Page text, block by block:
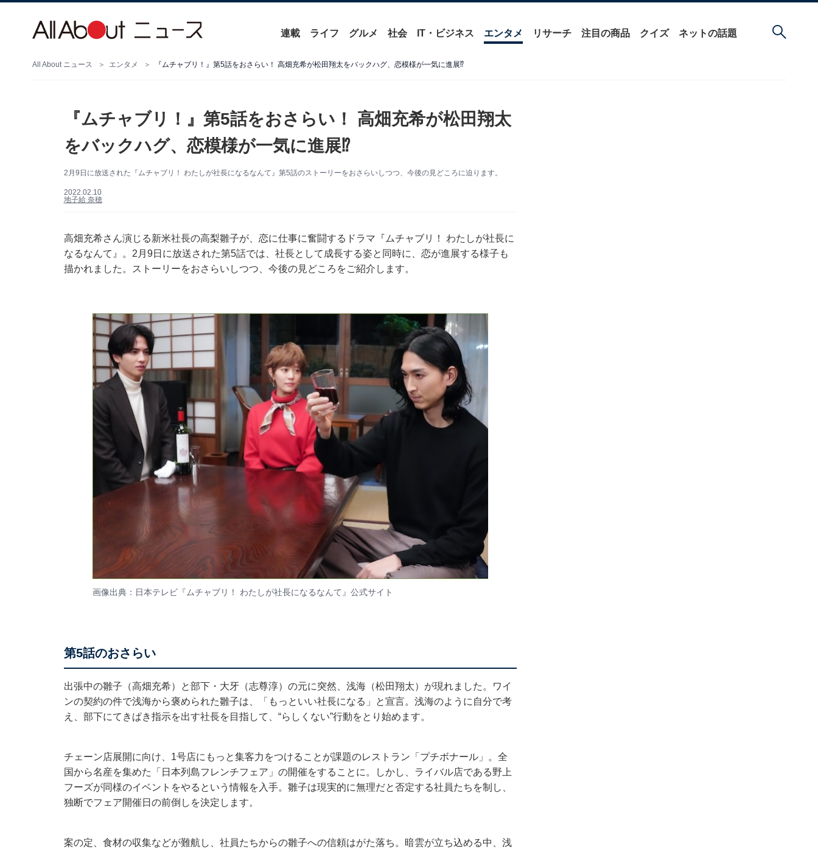
連載 ライフ グルメ 社会 IT・ビジネス エンタメ リサーチ 注目の商品 クイズ ネットの話題
All About ニュース エンタメ 『ムチャブリ！』第5話をおさらい！ 高畑充希が松田翔太をバックハグ、恋模様が一気に進展⁉
『ムチャブリ！』第5話をおさらい！ 高畑充希が松田翔太
をバックハグ、恋模様が一気に進展⁉
2月9日に放送された『ムチャブリ！ わたしが社長になるなんて』第5話のストーリーをおさらいしつつ、今後の見どころに迫ります。
2022.02.10
地子給 奈穂
高畑充希さん演じる新米社長の高梨雛子が、恋に仕事に奮闘するドラマ『ムチャブリ！ わたしが社長に
なるなんて』。2月9日に放送された第5話では、社長として成長する姿と同時に、恋が進展する様子も
描かれました。ストーリーをおさらいしつつ、今後の見どころをご紹介します。
画像出典：日本テレビ『ムチャブリ！ わたしが社長になるなんて』 公式サイト
第5話のおさらい
出張中の雛子（高畑充希）と部下・大牙（志尊淳）の元に突然、浅海（松田翔太）が現れました。ワイ
ンの契約の件で浅海から褒められた雛子は、「もっといい社長になる」と宣言。浅海のように自分で考
え、部下にてきぱき指示を出す社長を目指して、“らしくない”行動をとり始めます。
チェーン店展開に向け、1号店にもっと集客力をつけることが課題のレストラン「プチボナール」。全
国から名産を集めた「日本列島フレンチフェア」の開催をすることに。しかし、ライバル店である野上
フーズが同様のイベントをやるという情報を入手。雛子は現実的に無理だと否定する社員たちを制し、
独断でフェア開催日の前倒しを決定します。
案の定、食材の収集などが難航し、社員たちからの雛子への信頼はがた落ち。暗雲が立ち込める中、浅